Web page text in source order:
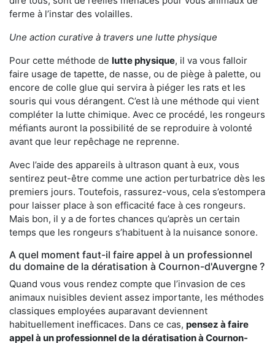
ferme à l’instar des volailles.
Une action curative à travers une lutte physique
Pour cette méthode de lutte physique, il va vous falloir
faire usage de tapette, de nasse, ou de piège à palette, ou
encore de colle glue qui servira à piéger les rats et les
souris qui vous dérangent. C’est là une méthode qui vient
compléter la lutte chimique. Avec ce procédé, les rongeurs
méfiants auront la possibilité de se reproduire à volonté
avant que leur repêchage ne reprenne.
Avec l’aide des appareils à ultrason quant à eux, vous
sentirez peut-être comme une action perturbatrice dès les
premiers jours. Toutefois, rassurez-vous, cela s’estompera
pour laisser place à son efficacité face à ces rongeurs.
Mais bon, il y a de fortes chances qu’après un certain
temps que les rongeurs s’habituent à la nuisance sonore.
A quel moment faut-il faire appel à un professionnel
du domaine de la dératisation à Cournon-d'Auvergne ?
Quand vous vous rendez compte que l’invasion de ces
animaux nuisibles devient assez importante, les méthodes
classiques employées auparavant deviennent
habituellement inefficaces. Dans ce cas, pensez à faire
appel à un professionnel de la dératisation à Cournon-